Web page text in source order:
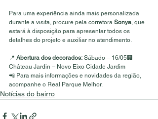
Para uma experiência ainda mais personalizada
durante a visita, procure pela corretora Sonya, que
estará à disposição para apresentar todos os
detalhes do projeto e auxiliar no atendimento.
📍 Abertura dos decorados: Sábado – 16/05🏢
Château Jardin – Novo Eixo Cidade Jardim
📲 Para mais informações e novidades da região,
acompanhe o Real Parque Melhor.
Notícias do bairro